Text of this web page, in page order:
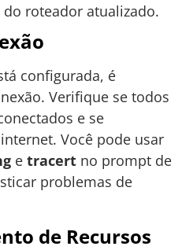
roteador atualizado.
configurada, é
Verifique se todos
e se
Você pode usar
e tracert no prompt de
problemas de
de Recursos